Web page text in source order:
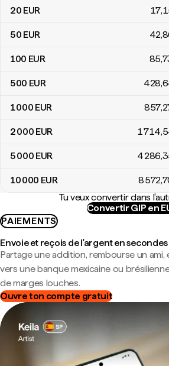
20 EUR 17
50 EUR 42
100 EUR 85
500 EUR 428
1 000 EUR 857
2 000 EUR 1 714
5 000 EUR 4 286
10 000 EUR 8 572
Tu veux convertir dans
Convertir GIP en
PAIEMENTS
Envoie et reçois de l'argent en secondes
Partage une addition, rembourse un
vers une banque mexicaine ou
de marges louches.
Ouvre ton compte gratuit